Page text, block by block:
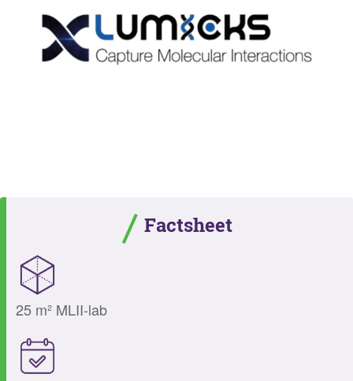
Factsheet
25 m² MLII-lab